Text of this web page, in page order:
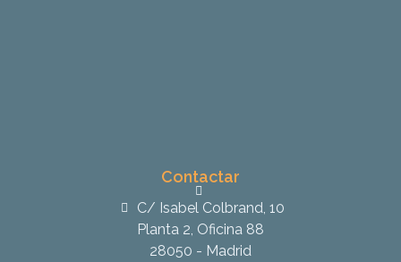
Contactar
C/ Isabel Colbrand, 10
Planta 2, Oficina 88
28050 - Madrid